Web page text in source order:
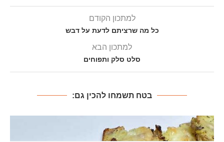
למתכון הקודם
כל מה שרציתם לדעת על דבש
למתכון הבא
סלט סלק ותפוחים
בטח תשמחו להכין גם: